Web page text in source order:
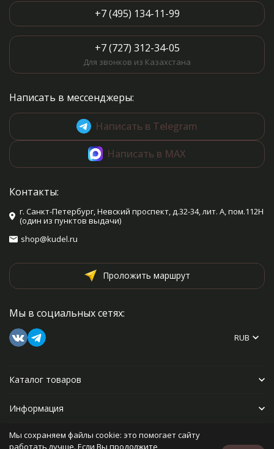
+7 (495) 134-11-99
+7 (727) 312-34-05
Для звонков из Казахстана
Написать в мессенджеры:
Написать в Telegram
Написать в MAX
Контакты:
г. Санкт-Петербург, Невский проспект, д.32-34, лит. А, пом.112Н
(один из пунктов выдачи)
shop@kudel.ru
Проложить маршрут
Мы в социальных сетях:
RUB
Каталог товаров
Информация
Прочее
Мы сохраняем файлы cookie: это помогает сайту
работать лучше. Если Вы продолжите